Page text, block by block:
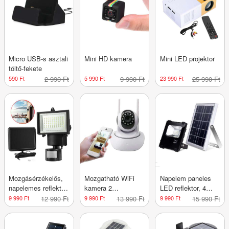
Micro USB-s asztali
töltő-fekete
590 Ft 2 990 Ft
Mini HD kamera
5 990 Ft 9 990 Ft
Mini LED projektor
23 990 Ft 25 990 Ft
Mozgásérzékelős,
napelemes reflektor,
60 LED
9 990 Ft 12 990 Ft
Mozgatható WiFi
kamera 2
antennával
9 990 Ft 13 990 Ft
Napelem paneles
LED reflektor, 4
típusban-10 W
9 990 Ft 15 990 Ft